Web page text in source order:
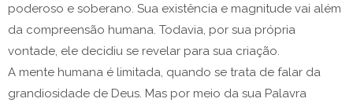
poderoso e soberano. Sua existência e magnitude vai além
da compreensão humana. Todavia, por sua própria
vontade, ele decidiu se revelar para sua criação.
A mente humana é limitada, quando se trata de falar da
grandiosidade de Deus. Mas por meio da sua Palavra